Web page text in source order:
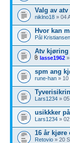
Valg av atv
niklno18 » 04
Hvor kan
Pål Kristiansen
Atv kjøring
lasse1962
spm ang
rune-han » 10
Lars1234 »
usikkker
Lars1234 »
16 år
Retovio » 20